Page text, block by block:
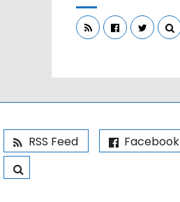
RSS Feed Facebook